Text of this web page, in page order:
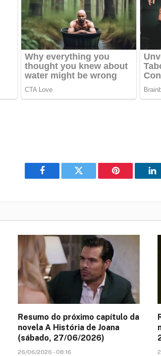
Facebook Twitter Pinterest
Resumo do próximo capítulo da
novela A História de Joana
(sábado, 27/06/2026)
26/06/2026 - 08:16